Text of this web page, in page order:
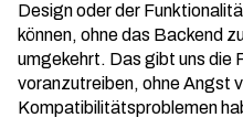
Design oder der
können, ohne das Backend
umgekehrt. Das gibt uns die
voranzutreiben, ohne Angst
Kompatibilitätsproblemen